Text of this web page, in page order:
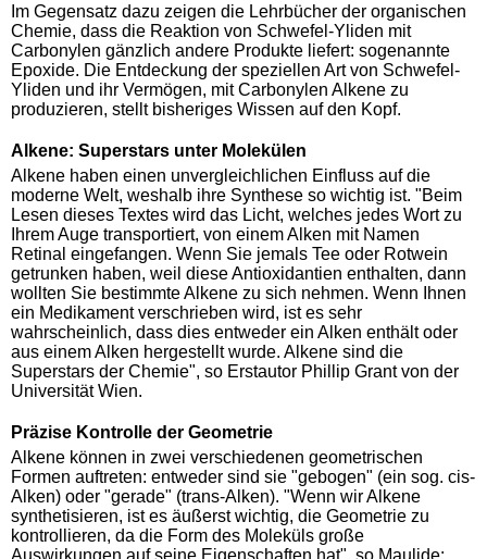
Im Gegensatz dazu zeigen die Lehrbücher der organischen
Chemie, dass die Reaktion von Schwefel-Yliden mit
Carbonylen gänzlich andere Produkte liefert: sogenannte
Epoxide. Die Entdeckung der speziellen Art von Schwefel-
Yliden und ihr Vermögen, mit Carbonylen Alkene zu
produzieren, stellt bisheriges Wissen auf den Kopf.
Alkene: Superstars unter Molekülen
Alkene haben einen unvergleichlichen Einfluss auf die
moderne Welt, weshalb ihre Synthese so wichtig ist. "Beim
Lesen dieses Textes wird das Licht, welches jedes Wort zu
Ihrem Auge transportiert, von einem Alken mit Namen
Retinal eingefangen. Wenn Sie jemals Tee oder Rotwein
getrunken haben, weil diese Antioxidantien enthalten, dann
wollten Sie bestimmte Alkene zu sich nehmen. Wenn Ihnen
ein Medikament verschrieben wird, ist es sehr
wahrscheinlich, dass dies entweder ein Alken enthält oder
aus einem Alken hergestellt wurde. Alkene sind die
Superstars der Chemie", so Erstautor Phillip Grant von der
Universität Wien.
Präzise Kontrolle der Geometrie
Alkene können in zwei verschiedenen geometrischen
Formen auftreten: entweder sind sie "gebogen" (ein sog. cis-
Alken) oder "gerade" (trans-Alken). "Wenn wir Alkene
synthetisieren, ist es äußerst wichtig, die Geometrie zu
kontrollieren, da die Form des Moleküls große
Auswirkungen auf seine Eigenschaften hat", so Maulide: